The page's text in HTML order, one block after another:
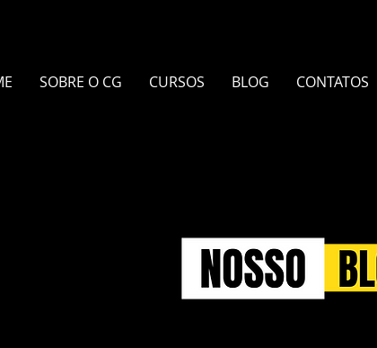
SOBRE O CG CURSOS BLOG CONTATOS